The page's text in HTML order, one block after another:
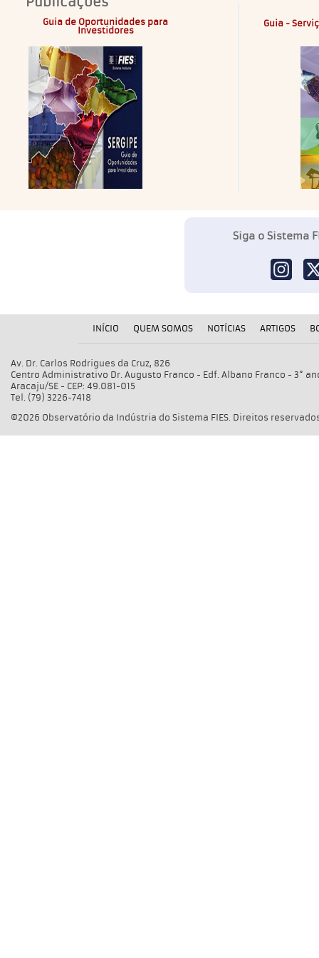
Guia de Oportunidades para
Investidores
Guia -
Siga o Sistema
INÍCIO QUEM SOMOS NOTÍCIAS ARTIGOS
Av. Dr. Carlos Rodrigues da Cruz, 826
Centro Administrativo Dr. Augusto Franco - Edf. Albano Franco - 3°
Aracaju/SE - CEP: 49.081-015
Tel. (79) 3226-7418
©2026 Observatório da Indústria do Sistema FIES. Direitos